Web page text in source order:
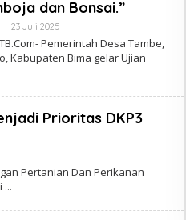
dan Bonsai.”
23 Juli 2025Oleh
NTB
Pemerintah Desa Tambe,
Kabupaten Bima gelar Ujian
Prioritas DKP3
Pertanian Dan Perikanan